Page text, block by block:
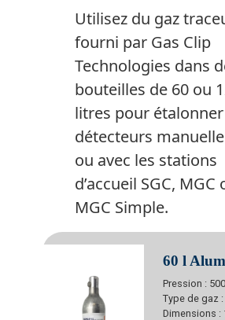
Utilisez du gaz
fourni par Gas Clip
Technologies dans
bouteilles de 60 ou
litres pour
détecteurs
ou avec les stations
d’accueil SGC, MGC
MGC Simple.
60 l
Pression :
Type de gaz
Dimensions :